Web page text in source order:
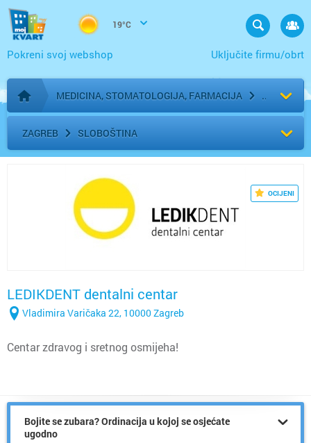
19°C
Uključite firmu/obrt
Pokreni svoj webshop
Početna stranica
MEDICINA, STOMATOLOGIJA, FARMACIJA
ZAGREB SLOBOŠTINA
OCIJENI
LEDIKDENT dentalni centar
Vladimira Varičaka 22, 10000 Zagreb
Centar zdravog i sretnog osmijeha!
Bojite se zubara? Ordinacija u kojoj se osjećate
ugodno